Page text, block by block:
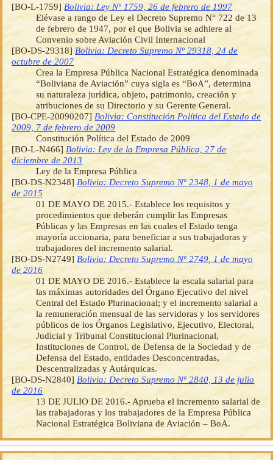
[BO-L-1759] Bolivia: Ley Nº 1759, 26 de febrero de 1997
Elévase a rango de Ley el Decreto Supremo N° 722 de 13
de febrero de 1947, por el que Bolivia se adhiere al
Convenio sobre Aviación Civil Internacional
[BO-DS-29318] Bolivia: Decreto Supremo Nº 29318, 24 de
octubre de 2007
Crea la Empresa Pública Nacional Estratégica denominada
“Boliviana de Aviación” cuya sigla es “BoA”, determina
su naturaleza jurídica, objeto, patrimonio, creación y
atribuciones de su Directorio y su Gerente General.
[BO-CPE-20090207] Bolivia: Constitución Política del Estado de
2009, 7 de febrero de 2009
Constitución Política del Estado de 2009
[BO-L-N466] Bolivia: Ley de la Empresa Pública, 27 de
diciembre de 2013
Ley de la Empresa Pública
[BO-DS-N2348] Bolivia: Decreto Supremo Nº 2348, 1 de mayo
de 2015
01 DE MAYO DE 2015.- Establece los requisitos y
procedimientos que deberán cumplir las Empresas
Públicas y las Empresas en las cuales el Estado tenga
mayoría accionaria, para beneficiar a sus trabajadoras y
trabajadores del incremento salarial.
[BO-DS-N2749] Bolivia: Decreto Supremo Nº 2749, 1 de mayo
de 2016
01 DE MAYO DE 2016.- Establece la escala salarial para
las máximas autoridades del Órgano Ejecutivo del nivel
Central del Estado Plurinacional; y el incremento salarial a
la remuneración mensual de las servidoras y los servidores
públicos de los Órganos Legislativo, Ejecutivo, Electoral,
Judicial y Tribunal Constitucional Plurinacional,
Instituciones de Control, de Defensa de la Sociedad y de
Defensa del Estado, entidades Desconcentradas,
Descentralizadas y Autárquicas.
[BO-DS-N2840] Bolivia: Decreto Supremo Nº 2840, 13 de julio
de 2016
13 DE JULIO DE 2016.- Aprueba el incremento salarial de
las trabajadoras y los trabajadores de la Empresa Pública
Nacional Estratégica Boliviana de Aviación – BoA.